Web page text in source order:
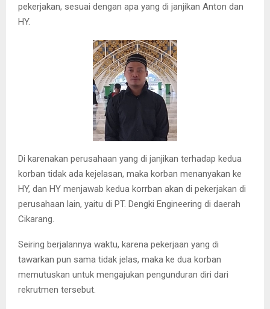
pekerjakan, sesuai dengan apa yang di janjikan Anton dan
HY.
Di karenakan perusahaan yang di janjikan terhadap kedua
korban tidak ada kejelasan, maka korban menanyakan ke
HY, dan HY menjawab kedua korrban akan di pekerjakan di
perusahaan lain, yaitu di PT. Dengki Engineering di daerah
Cikarang.
Seiring berjalannya waktu, karena pekerjaan yang di
tawarkan pun sama tidak jelas, maka ke dua korban
memutuskan untuk mengajukan pengunduran diri dari
rekrutmen tersebut.